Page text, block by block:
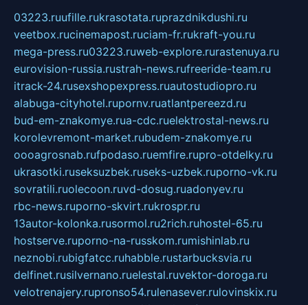
03223.ruufille.rukrasotata.ruprazdnikdushi.ru
veetbox.rucinemapost.ruciam-fr.rukraft-you.ru
mega-press.ru03223.ruweb-explore.rurastenuya.ru
eurovision-russia.rustrah-news.rufreeride-team.ru
itrack-24.rusexshopexpress.ruautostudiopro.ru
alabuga-cityhotel.rupornv.ruatlantpereezd.ru
bud-em-znakomye.rua-cdc.ruelektrostal-news.ru
korolevremont-market.rubudem-znakomye.ru
oooagrosnab.rufpodaso.ruemfire.rupro-otdelky.ru
ukrasotki.ruseksuzbek.ruseks-uzbek.ruporno-vk.ru
sovratili.ruolecoon.ruvd-dosug.ruadonyev.ru
rbc-news.ruporno-skvirt.rukrospr.ru
13autor-kolonka.rusormol.ru2rich.ruhostel-65.ru
hostserve.ruporno-na-russkom.rumishinlab.ru
neznobi.rubigfatcc.ruhabble.rustarbucksvia.ru
delfinet.rusilvernano.ruelestal.ruvektor-doroga.ru
velotrenajery.rupronso54.rulenasever.rulovinskix.ru